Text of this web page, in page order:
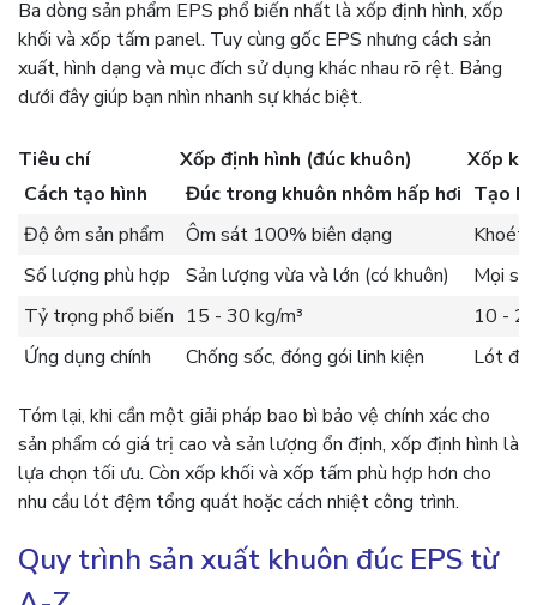
Ba dòng sản phẩm EPS phổ biến nhất là xốp định hình, xốp
khối và xốp tấm panel. Tuy cùng gốc EPS nhưng cách sản
xuất, hình dạng và mục đích sử dụng khác nhau rõ rệt. Bảng
dưới đây giúp bạn nhìn nhanh sự khác biệt.
Tiêu chí Xốp định hình (đúc khuôn)
Xốp
Cách tạo hình
Đúc trong khuôn nhôm hấp hơi Tạo
Độ ôm sản phẩm
Ôm sát 100% biên dạng
Khoét
Số lượng phù hợp
Sản lượng vừa và lớn (có khuôn)
Mọi số
Tỷ trọng phổ biến 15 - 30 kg/m³
10 -
Ứng dụng chính
Chống sốc, đóng gói linh kiện Lót
Tóm lại, khi cần một giải pháp bao bì bảo vệ chính xác cho
sản phẩm có giá trị cao và sản lượng ổn định, xốp định hình là
lựa chọn tối ưu. Còn xốp khối và xốp tấm phù hợp hơn cho
nhu cầu lót đệm tổng quát hoặc cách nhiệt công trình.
Quy trình sản xuất khuôn đúc EPS từ